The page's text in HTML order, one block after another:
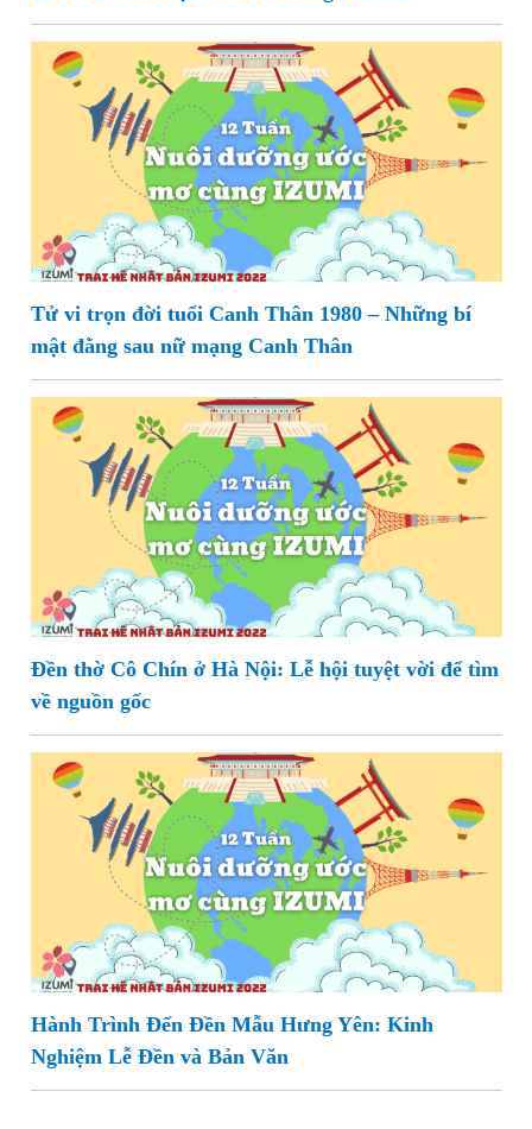
Tử vi trọn đời tuổi Canh Thân 1980 – Những bí
mật đằng sau nữ mạng Canh Thân
Đền thờ Cô Chín ở Hà Nội: Lễ hội tuyệt vời để tìm
về nguồn gốc
Hành Trình Đến Đền Mẫu Hưng Yên: Kinh
Nghiệm Lễ Đền và Bản Văn